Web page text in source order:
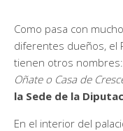
Como pasa con
diferentes dueños, el
tienen otros nombres:
Oñate o Casa de
la Sede de la
En el interior del